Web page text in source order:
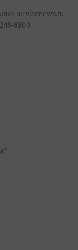
на vladnews.ru
8800